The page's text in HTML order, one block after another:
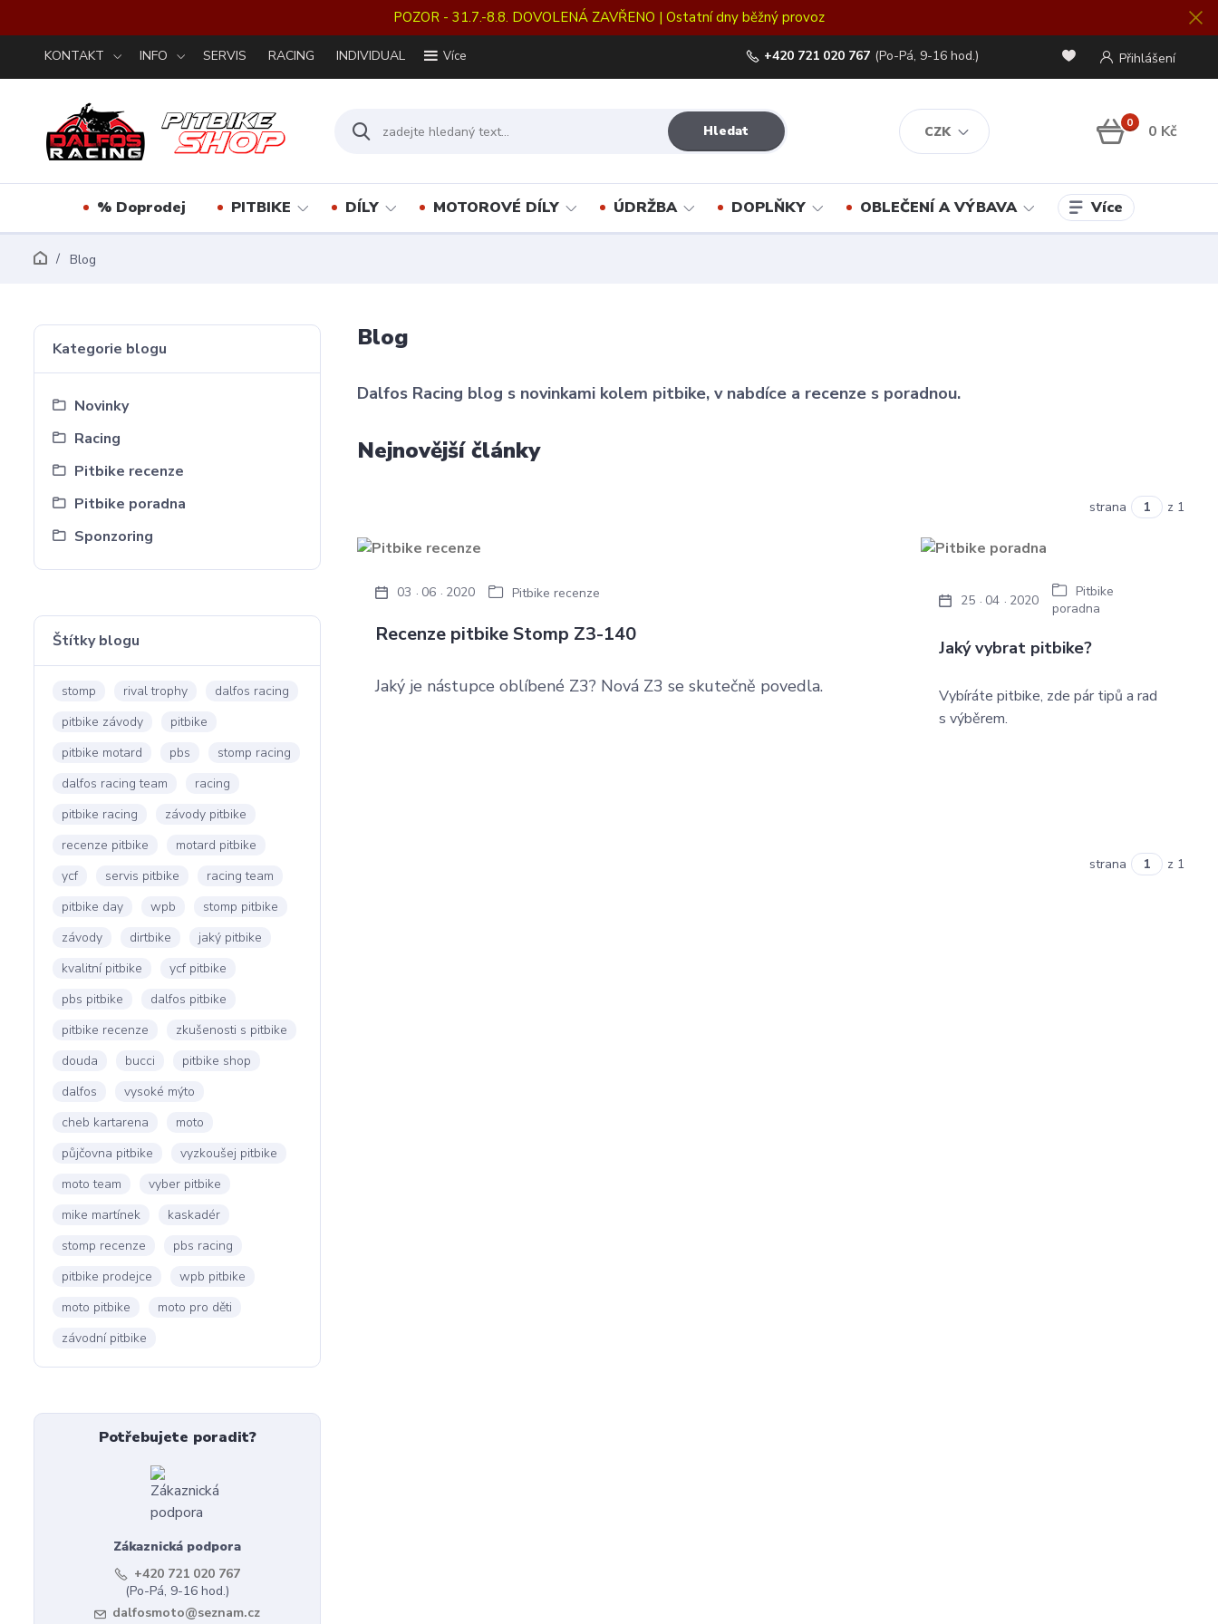
POZOR - 31.7.-8.8. DOVOLENÁ ZAVŘENO | Ostatní dny běžný provoz
KONTAKT INFO SERVIS RACING INDIVIDUAL Více
CZK
Přihlášení
Hledat
+420 721 020 767 (Po-Pá, 9-16 hod.)
0 0 Kč
% Doprodej PITBIKE DÍLY MOTOROVÉ DÍLY ÚDRŽBA DOPLŇKY OBLEČENÍ A VÝBAVA Více
Blog
Kategorie blogu
Novinky
Racing
Pitbike recenze
Pitbike poradna
Sponzoring
Štítky blogu
stomp rival trophy
dalfos racing
pitbike závody
pitbike
pitbike motard
pbs
stomp racing
dalfos racing team
racing
pitbike racing
závody pitbike
recenze pitbike
motard pitbike
ycf
servis pitbike
racing team
pitbike day
wpb
stomp pitbike
závody
dirtbike
jaký pitbike
kvalitní pitbike
ycf pitbike
pbs pitbike
dalfos pitbike
pitbike recenze
zkušenosti s pitbike
douda
bucci
pitbike shop
dalfos
vysoké mýto
cheb kartarena
moto
půjčovna pitbike
vyzkoušej pitbike
moto team
vyber pitbike
mike martínek
kaskadér
stomp recenze
pbs racing
pitbike prodejce
wpb pitbike
moto pitbike
moto pro děti
závodní pitbike
Potřebujete poradit?
Zákaznická podpora
+420 721 020 767
(Po-Pá, 9-16 hod.)
dalfosmoto@seznam.cz
Blog
Dalfos Racing blog s novinkami kolem pitbike, v nabdíce a recenze s poradnou.
Nejnovější články
strana z 1
Recenze pitbike Stomp Z3-140
03 06 2020 Pitbike recenze
Jaký je nástupce oblíbené Z3? Nová Z3 se skutečně povedla.
Jaký vybrat pitbike?
25 04 2020
Pitbike
poradna
Vybíráte pitbike, zde pár tipů a rad
s výběrem.
strana z 1